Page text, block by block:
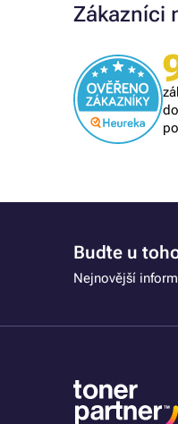
Zákazníci
Buďte u
Nejnovější